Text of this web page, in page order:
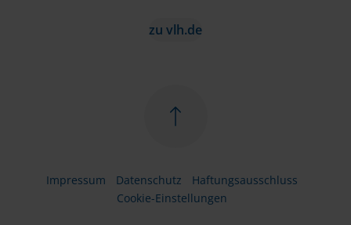
zu vlh.de
Impressum Datenschutz
Haftungsausschluss
Cookie-Einstellungen